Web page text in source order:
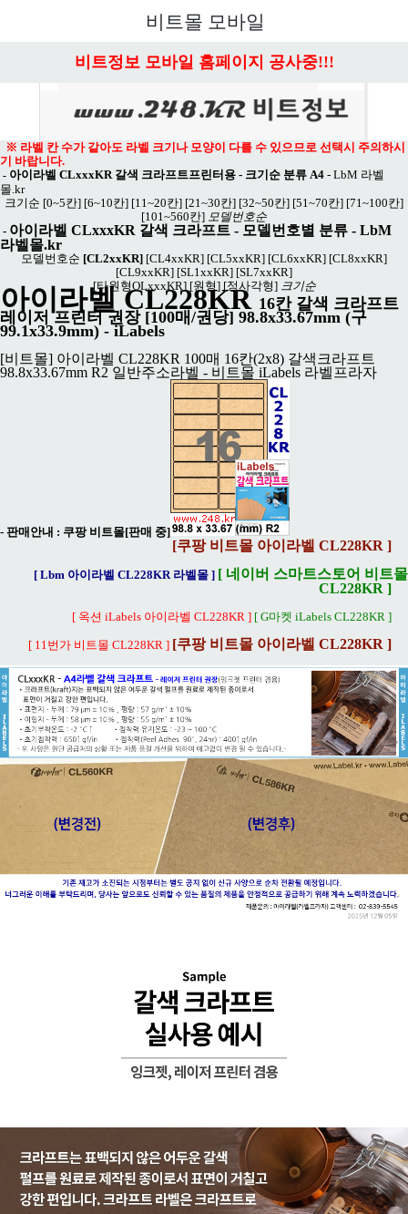
비트몰 모바일
비트정보 모바일 홈페이지 공사중!!!
※ 라벨 칸 수가 같아도 라벨 크기나 모양이 다를 수 있으므로 선택시 주의하시
기 바랍니다.
- 아이라벨 CLxxxKR 갈색 크라프트프린터용 - 크기순 분류 A4 - LbM 라벨
몰.kr
크기순 [0~5칸] [6~10칸] [11~20칸] [21~30칸] [32~50칸] [51~70칸] [71~100칸]
[101~560칸] 모델번호순
- 아이라벨 CLxxxKR 갈색 크라프트 - 모델번호별 분류 - LbM
라벨몰.kr
모델번호순 [CL2xxKR] [CL4xxKR] [CL5xxKR] [CL6xxKR] [CL8xxKR]
[CL9xxKR] [SL1xxKR] [SL7xxKR]
[타원형OLxxxKR] [원형] [정사각형] 크기순
아이라벨 CL228KR16칸 갈색 크라프트
레이저 프린터 권장 [100매/권당] 98.8x33.67mm (구
99.1x33.9mm) - iLabels
[비트몰] 아이라벨 CL228KR 100매 16칸(2x8) 갈색크라프트
98.8x33.67mm R2 일반주소라벨 - 비트몰 iLabels 라벨프라자
- 판매안내 : 쿠팡 비트몰[판매 중]
[쿠팡 비트몰 아이라벨 CL228KR ]
[ Lbm 아이라벨 CL228KR 라벨몰 ] [ 네이버 스마트스토어 비트몰
CL228KR ]
[ 옥션 iLabels 아이라벨 CL228KR ] [ G마켓 iLabels CL228KR ]
[ 11번가 비트몰 CL228KR ] [쿠팡 비트몰 아이라벨 CL228KR ]